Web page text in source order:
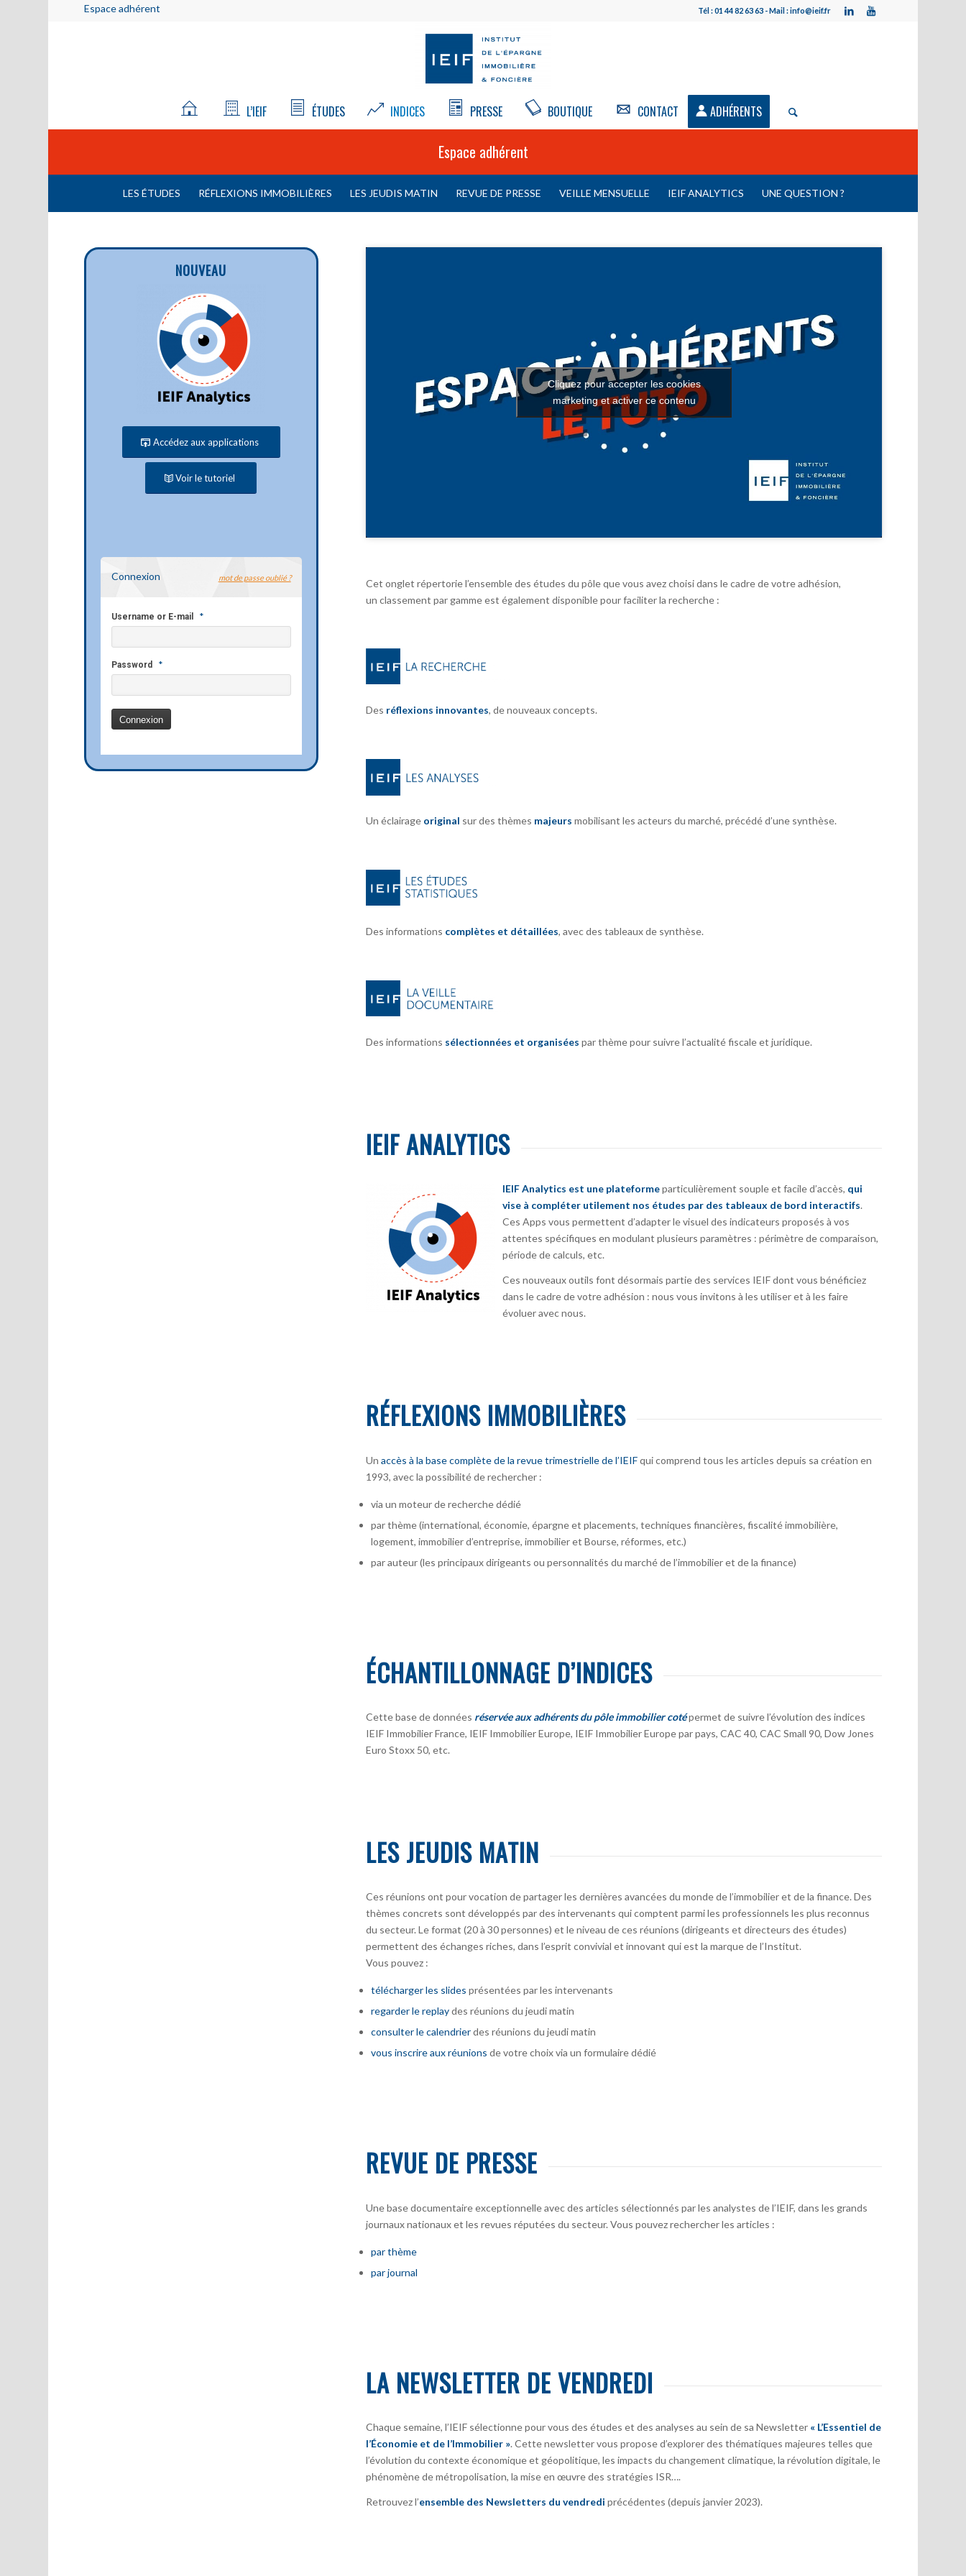
Espace adhérent Tél : 01 44 82 63 63 - Mail : info@ieif.fr
L’IEIF ÉTUDES INDICES PRESSE BOUTIQUE CONTACT ADHÉRENTS
Espace adhérent
LES ÉTUDES RÉFLEXIONS IMMOBILIÈRES LES JEUDIS MATIN REVUE DE PRESSE VEILLE MENSUELLE IEIF ANALYTICS UNE QUESTION ?
NOUVEAU
Accédez aux applications
Voir le tutoriel
Connexion mot de passe oublié ?
Username or E-mail *
Password *
Cliquez pour accepter les cookies
marketing et activer ce contenu
Cet onglet répertorie l’ensemble des études du pôle que vous avez choisi dans le cadre de votre adhésion,
un classement par gamme est également disponible pour faciliter la recherche :
Des réflexions innovantes, de nouveaux concepts.
Un éclairage original sur des thèmes majeurs mobilisant les acteurs du marché, précédé d’une synthèse.
Des informations complètes et détaillées, avec des tableaux de synthèse.
Des informations sélectionnées et organisées par thème pour suivre l’actualité fiscale et juridique.
IEIF ANALYTICS
IEIF Analytics est une plateformeparticulièrement souple et facile d’accès, qui
vise à compléter utilement nos études par des tableaux de bord interactifs.
Ces Apps vous permettent d’adapter le visuel des indicateurs proposés à vos
attentes spécifiques en modulant plusieurs paramètres : périmètre de comparaison,
période de calculs, etc.
Ces nouveaux outils font désormais partie des services IEIF dont vous bénéficiez
dans le cadre de votre adhésion : nous vous invitons à les utiliser et à les faire
évoluer avec nous.
RÉFLEXIONS IMMOBILIÈRES
Unaccès à la base complète de la revue trimestrielle de l’IEIFqui comprend tous les articles depuis sa création en
1993, avec la possibilité de rechercher :
via un moteur de recherche dédié
par thème (international, économie, épargne et placements, techniques financières, fiscalité immobilière,
logement, immobilier d’entreprise, immobilier et Bourse, réformes, etc.)
par auteur(les principaux dirigeants ou personnalités du marché de l’immobilier et de la finance)
ÉCHANTILLONNAGE D’INDICES
Cette base de données réservée aux adhérents du pôle immobilier cotépermet de suivre l’évolution des indices
IEIF Immobilier France, IEIF Immobilier Europe, IEIF Immobilier Europe par pays, CAC 40, CAC Small 90, Dow Jones
Euro Stoxx 50, etc.
LES JEUDIS MATIN
Ces réunions ont pour vocation de partager les dernières avancées du monde de l’immobilier et de la finance. Des
thèmes concrets sont développés par des intervenants qui comptent parmi les professionnels les plus reconnus
du secteur. Le format (20 à 30 personnes) et le niveau de ces réunions (dirigeants et directeurs des études)
permettent des échanges riches, dans l’esprit convivial et innovant qui est la marque de l’Institut.
Vous pouvez :
téléchargerles slides présentées par les intervenants
regarder le replaydes réunions du jeudi matin
consulter le calendrierdes réunions du jeudi matin
vous inscrireaux réunions de votre choix via un formulaire dédié
REVUE DE PRESSE
Une base documentaire exceptionnelle avec des articles sélectionnés par les analystes de l’IEIF, dans les grands
journaux nationaux et les revues réputées du secteur. Vous pouvez rechercher les articles :
par thème
par journal
LA NEWSLETTER DE VENDREDI
Chaque semaine, l’IEIF sélectionne pour vous des études et des analyses au sein de sa Newsletter « L’Essentiel de
l’Économie et de l’Immobilier ». Cette newsletter vous propose d’explorer des thématiques majeures telles que
l’évolution du contexte économique et géopolitique, les impacts du changement climatique, la révolution digitale, le
phénomène de métropolisation, la mise en œuvre des stratégies ISR….
Retrouvez l’ensemble des Newsletters du vendredi précédentes (depuis janvier 2023).